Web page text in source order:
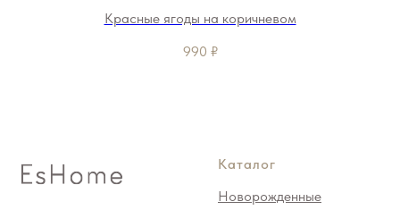
Красные ягоды на коричневом
990 ₽
Каталог
Новорожденные